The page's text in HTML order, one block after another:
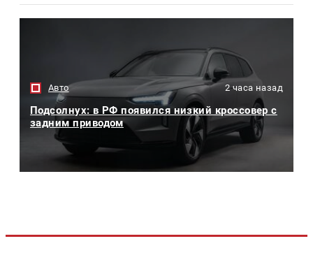
Авто 2 часа назад
Подсолнух: в РФ появился низкий кроссовер с
задним приводом